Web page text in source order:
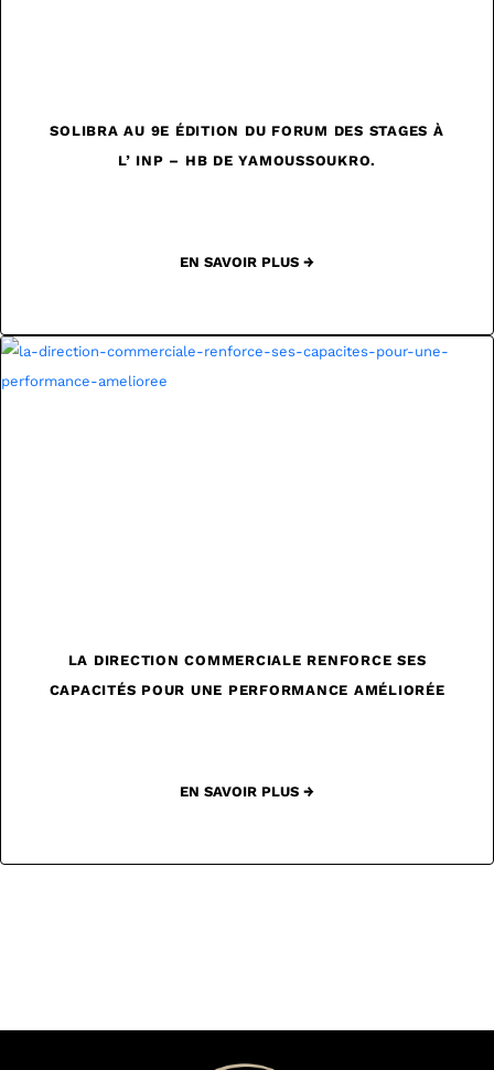
SOLIBRA AU 9E ÉDITION DU FORUM DES STAGES À
L’ INP – HB DE YAMOUSSOUKRO.
EN SAVOIR PLUS →
LA DIRECTION COMMERCIALE RENFORCE SES
CAPACITÉS POUR UNE PERFORMANCE AMÉLIORÉE
EN SAVOIR PLUS →